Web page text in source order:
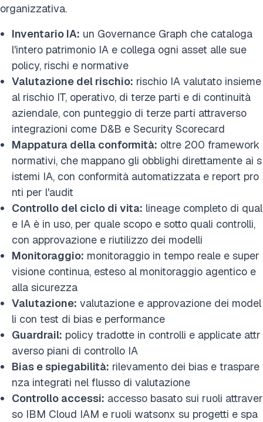
organizzativa.
Inventario IA: un Governance Graph che cataloga
l'intero patrimonio IA e collega ogni asset alle sue
policy, rischi e normative
Valutazione del rischio: rischio IA valutato insieme
al rischio IT, operativo, di terze parti e di continuità
aziendale, con punteggio di terze parti attraverso
integrazioni come D&B e Security Scorecard
Mappatura della conformità: oltre 200 framework
normativi, che mappano gli obblighi direttamente ai s
istemi IA, con conformità automatizzata e report pro
nti per l'audit
Controllo del ciclo di vita: lineage completo di qual
e IA è in uso, per quale scopo e sotto quali controlli,
con approvazione e riutilizzo dei modelli
Monitoraggio: monitoraggio in tempo reale e super
visione continua, esteso al monitoraggio agentico e
alla sicurezza
Valutazione: valutazione e approvazione dei model
li con test di bias e performance
Guardrail: policy tradotte in controlli e applicate attr
averso piani di controllo IA
Bias e spiegabilità: rilevamento dei bias e traspare
nza integrati nel flusso di valutazione
Controllo accessi: accesso basato sui ruoli attraver
so IBM Cloud IAM e ruoli watsonx su progetti e spa